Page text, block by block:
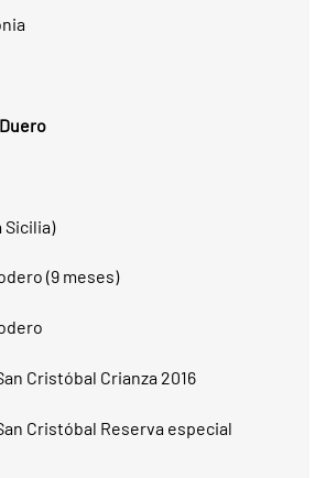
Sicilia)
(9 meses)
Cristóbal Crianza 2016
Cristóbal Reserva especial